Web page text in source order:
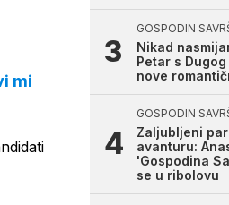
mi
GOSPODIN
Nikad
Petar s
nove
GOSPODIN
Zaljubljeni
avanturu:
'Gospodina
se u ribolovu